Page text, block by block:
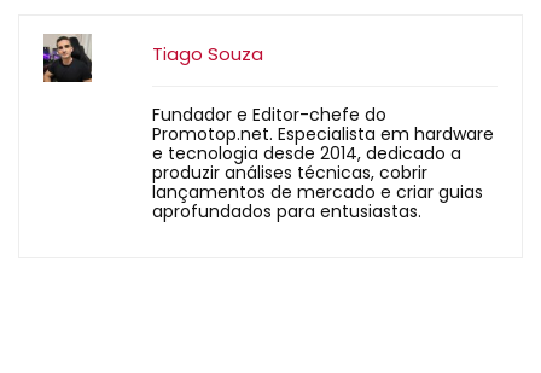
Tiago Souza
Fundador e Editor-chefe do
Promotop.net. Especialista em hardware
e tecnologia desde 2014, dedicado a
produzir análises técnicas, cobrir
lançamentos de mercado e criar guias
aprofundados para entusiastas.